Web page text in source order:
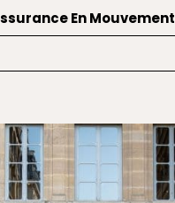
En Mouvement